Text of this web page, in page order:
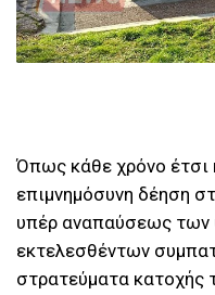
Όπως κάθε χρόνο έτσι
επιμνημόσυνη δέηση
υπέρ αναπαύσεως
εκτελεσθέντων
στρατεύματα κατοχής